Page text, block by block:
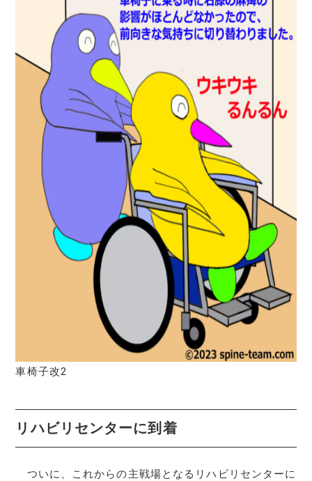
車椅子改2
リハビリセンターに到着
ついに、これからの主戦場となるリハビリセンターに